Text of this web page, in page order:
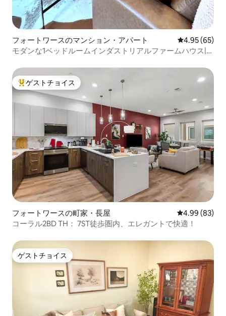
フォートワースのマンション・アパート レビュー65
4.95 (65)
モダンな1ベッドルームインダストリアルファームハウス|ダ
大好評のゲストチョイスです。
ゲストチョイス
フォートワースの町家・長屋 レビュー83
4.99 (83)
コーラル2BD TH： 7ST徒歩圏内、エレガントで快適！
ゲストチョイス
ゲストチョイス